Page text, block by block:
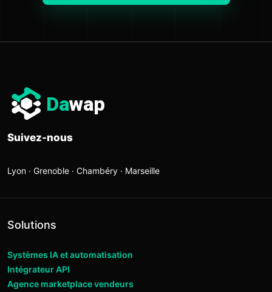
Dawap
Suivez-nous
Lyon · Grenoble · Chambéry · Marseille
Solutions
Systèmes IA et automatisation
Intégrateur API
Agence marketplace vendeurs